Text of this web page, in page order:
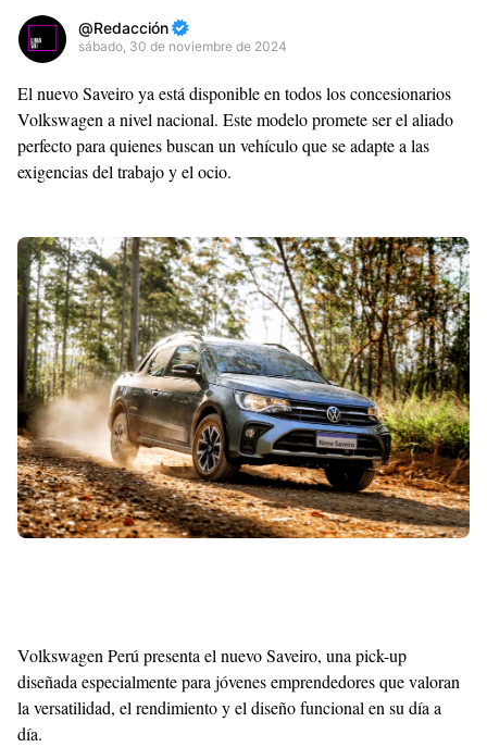
Redacción
sábado, 30 de noviembre de 2024
Premium
By
Raushan
Design
With
El nuevo Saveiro ya está disponible en todos los concesionarios
Volkswagen a nivel nacional. Este modelo promete ser el aliado
perfecto para quienes buscan un vehículo que se adapte a las
exigencias del trabajo y el ocio.
Volkswagen Perú presenta el nuevo Saveiro, una pick-up
diseñada especialmente para jóvenes emprendedores que valoran
la versatilidad, el rendimiento y el diseño funcional en su día a
día.